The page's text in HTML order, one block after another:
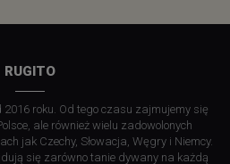
RUGITO
roku. Od tego czasu zajmujemy się
ale również wielu zadowolonych
jak Czechy, Słowacja, Węgry i Niemcy.
się zarówno tanie dywany na każdą